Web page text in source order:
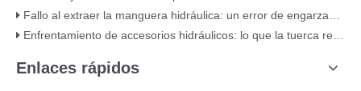
Fallo al extraer la manguera hidráulica: un error de engarzado clásico (con evidencia visual)
Enfrentamiento de accesorios hidráulicos: lo que la tuerca revela sobre la calidad
Enlaces rápidos